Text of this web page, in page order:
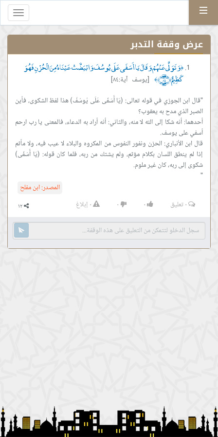
عرض وقفة التدبر
﴿وَتَوَلَّى عَنْهُمْ وَقَالَ يَا أَسَفَى عَلَى يُوسُفَ وَابْيَضَّتْ عَيْنَاهُ مِنَ الْحُزْنِ فَهُوَ
كَظِيمٌ ﴿٨٤﴾ ﴾
[يوسف آية:٨٤]
"قال ابن الجوزي في قوله تعالى: (يَا أَسَفَى عَلَى يُوسُفَ) هذا لفظ الشكوى، فأين
أحدهما: أنه شكا إلى الله لا منه، والثاني: أنه أراد به الدعاء، فالمعنى يا رب ارحم
قال ابن الأنباري: الحزن ونفور النفوس من المكروه والبلاء لا عيب فيه، ولا مأثم
إذا لم ينطق اللسان بكلام مؤثم، ولم يشتك من ربه، فلما كان قوله: (يَا أَسَفَى)
"
المصدر:ابن مفلح
٠تعليق ٠ ٠ ٠ إبلاغ